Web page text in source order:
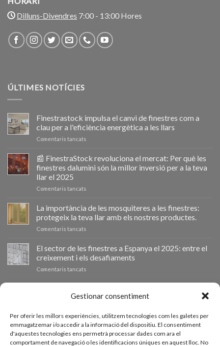
Gestionar consentiment
Per oferir les millors experiències, utilitzem tecnologies com les galetes per
emmagatzemar i/o accedir a la informació del dispositiu. El consentiment
d'aquestes tecnologies ens permetrà processar dades com ara el
comportament de navegació o les identificacions úniques en aquest lloc. No
Dilluns-Divendres 7:00 - 13:00 Hores
ÚLTIMES NOTÍCIES
Finestrastock impulsa el canvi de finestres com a
clau per a l'eficiència energètica a les llars
Comentaris tancats
impulsa
el
cambio
clave
para
la
en
los
📰 FinestraStock revoluciona el mercat: Per què les
finestres dalumini són la millor inversió per a la teva
llar el 2025
Comentaris tancats
VentanaStock
revoluciona
el
qué
las
la
inversión
para
La importància de les mosquiteres a les finestres:
protegeix la teva llar amb els nostres productes.
Comentaris tancats
importancia
de
las
ventanas:
hogar
con
nuestros
El sector de les finestres a Espanya el 2025: entre el
creixement i els desafiaments
Comentaris tancats
de
en
España
en
2025:
PRESSUPOST A MIDA
Si necessiteu finestres d'altres mesures podeu sol·licitar un
pressupost a mida des del nostre formulari de sol·licitud de